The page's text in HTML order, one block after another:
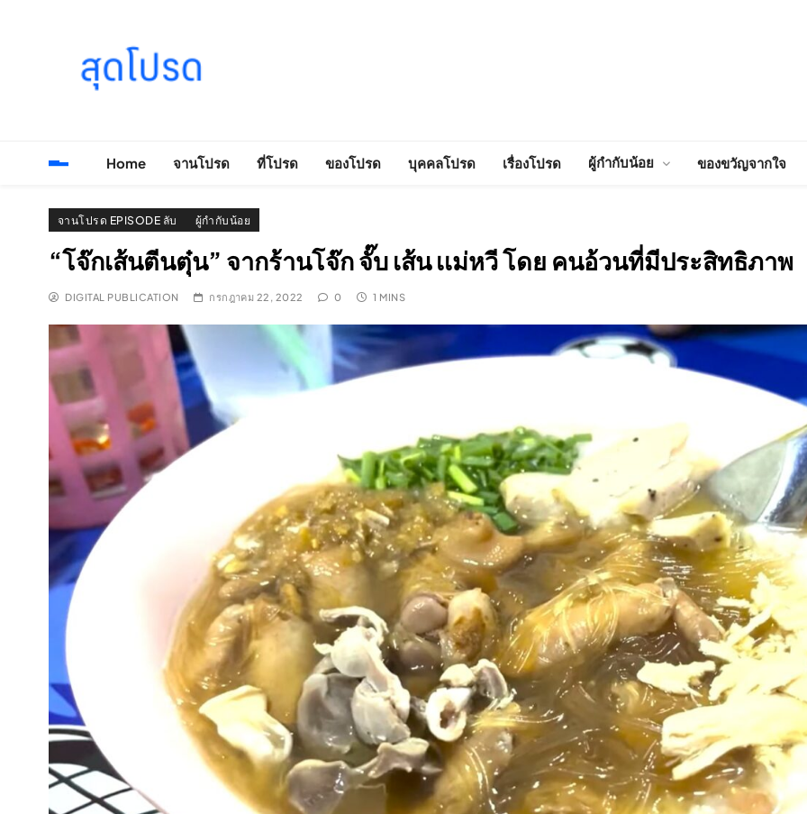
Home
จานโปรด ที่โปรด ของโปรด บุคคลโปรด เรื่องโปรด ผู้กำกับน้อย ของขวัญจากใจ
จานโปรด EPISODE ลับ ผู้กำกับน้อย
“โจ๊กเส้นตีนตุ๋น” จากร้านโจ๊ก จั๊บ เส้น เเม่หวี โดย คนอ้วนที่มีประสิทธิภาพ
DIGITAL PUBLICATION กรกฎาคม 22, 2022 0 1 MINS